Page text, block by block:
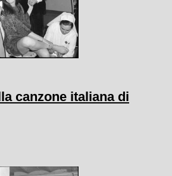
canzone italiana di